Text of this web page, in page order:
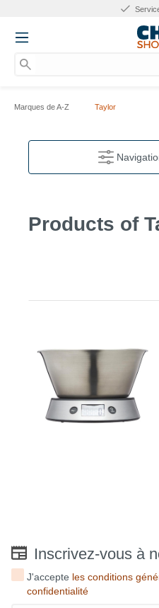
Marques de A-Z Taylor
Products of
Inscrivez-vous à
J'accepte les conditions
confidentialité